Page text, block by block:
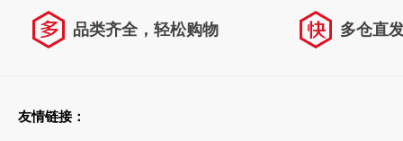
品类齐全，轻松购物 多仓直
友情链接：